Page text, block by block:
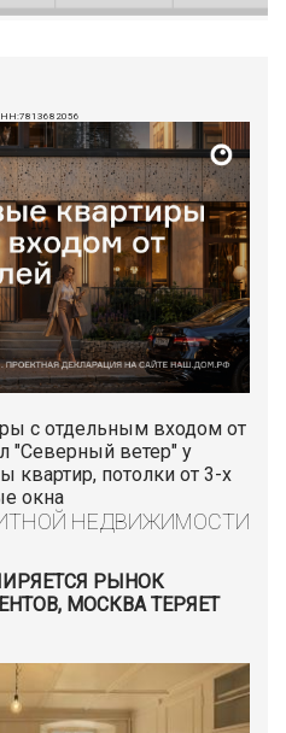
с отдельным входом от
"Северный ветер" у
квартир, потолки от 3-х
окна
НЕДВИЖИМОСТИ
РЫНОК
МОСКВА ТЕРЯЕТ